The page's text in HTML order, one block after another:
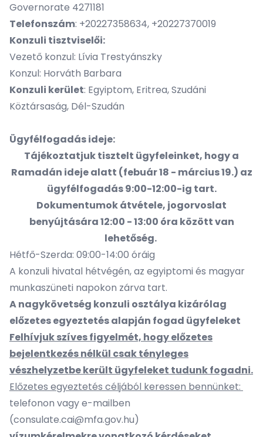
Governorate 4271181
Telefonszám: +20227358634, +20227370019
Konzuli tisztviselői:
Vezető konzul: Lívia Trestyánszky
Konzul: Horváth Barbara
Konzuli kerület: Egyiptom, Eritrea, Szudáni
Köztársaság, Dél-Szudán
Ügyfélfogadás ideje:
Tájékoztatjuk tisztelt ügyfeleinket, hogy a
Ramadán ideje alatt (febuár 18 - március 19.) az
ügyfélfogadás 9:00-12:00-ig tart.
Dokumentumok átvétele, jogorvoslat
benyújtására 12:00 - 13:00 óra között van
lehetőség.
Hétfő-Szerda: 09:00-14:00 óráig
A konzuli hivatal hétvégén, az egyiptomi és magyar
munkaszüneti napokon zárva tart.
A nagykövetség konzuli osztálya kizárólag
előzetes egyeztetés alapján fogad ügyfeleket​
​Felhívjuk szíves figyelmét, hogy előzetes
bejelentkezés nélkül csak tényleges
vészhelyzetbe került ügyfeleket tudunk fogadni.
Előzetes egyeztetés céljából keressen bennünket:
telefonon vagy e-mailben
(consulate.cai@mfa.gov.hu)